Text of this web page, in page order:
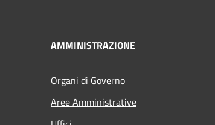
AMMINISTRAZIONE
Organi di Governo
Aree Amministrative